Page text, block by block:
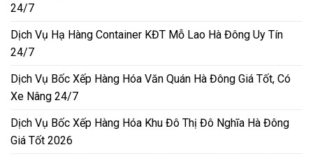
24/7
Dịch Vụ Hạ Hàng Container KĐT Mỗ Lao Hà Đông Uy Tín
24/7
Dịch Vụ Bốc Xếp Hàng Hóa Văn Quán Hà Đông Giá Tốt, Có
Xe Nâng 24/7
Dịch Vụ Bốc Xếp Hàng Hóa Khu Đô Thị Đô Nghĩa Hà Đông
Giá Tốt 2026